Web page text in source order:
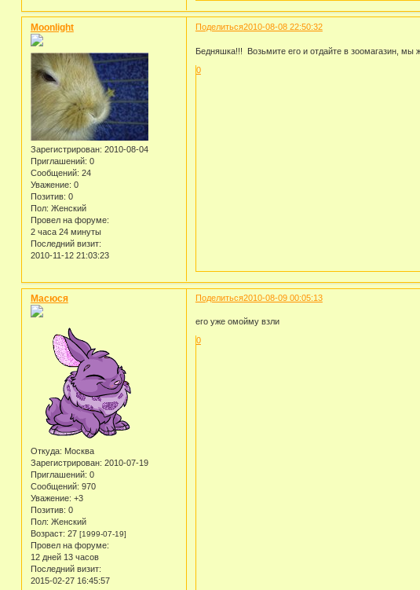
Поделиться2010-08-08 22:50:32
Moonlight
Зарегистрирован: 2010-08-04
Приглашений: 0
Сообщений: 24
Уважение: 0
Позитив: 0
Пол: Женский
Провел на форуме:
2 часа 24 минуты
Последний визит:
2010-11-12 21:03:23
Бедняшка!!! Возьмите его и отдайте в зоомагазин, мы
0
Поделиться2010-08-09 00:05:13
Масюся
Откуда: Москва
Зарегистрирован: 2010-07-19
Приглашений: 0
Сообщений: 970
Уважение: +3
Позитив: 0
Пол: Женский
Возраст: 27 [1999-07-19]
Провел на форуме:
12 дней 13 часов
Последний визит:
2015-02-27 16:45:57
его уже омойму взли
0